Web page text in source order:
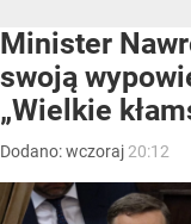
Minister
swoją
„Wielkie
Dodano:wczoraj 20:12